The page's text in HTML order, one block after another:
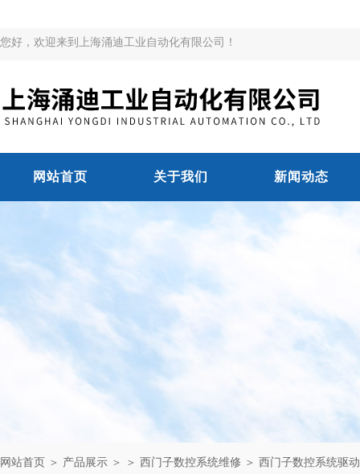
您好，欢迎来到上海涌迪工业自动化有限公司！
网站首页 关于我们 新闻动态
网站首页 ＞ 产品展示 ＞ ＞ 西门子数控系统维修 ＞ 西门子数控系统驱